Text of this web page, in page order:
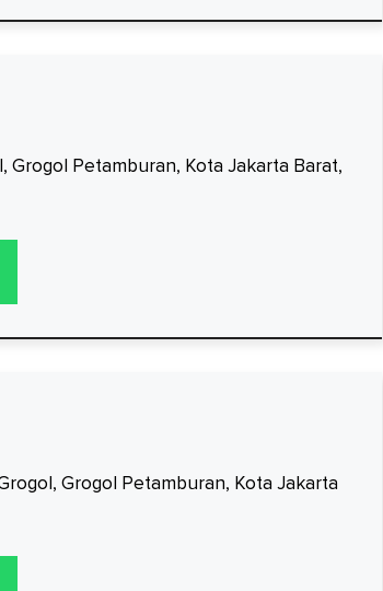
Grogol Petamburan, Kota Jakarta Barat,
Grogol Petamburan, Kota Jakarta